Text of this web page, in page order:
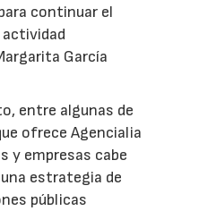
continuar el
García
entre algunas de
ofrece Agencialia
y empresas cabe
estrategia de
públicas